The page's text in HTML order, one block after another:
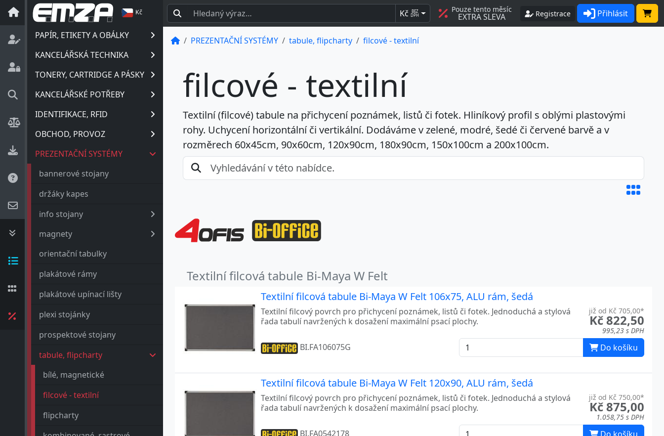
Kč
PAPÍR, ETIKETY A OBÁLKY
KANCELÁŘSKÁ TECHNIKA
TONERY, CARTRIDGE A PÁSKY
KANCELÁŘSKÉ POTŘEBY
IDENTIFIKACE, RFID
OBCHOD, PROVOZ
PREZENTAČNÍ SYSTÉMY
bannerové stojany
držáky kapes
info stojany
magnety
orientační tabulky
plakátové rámy
plakátové upínací lišty
plexi stojánky
prospektové stojany
tabule, flipcharty
bílé, magnetické
filcové - textilní
flipcharty
Kč BEZ
DPH
Pouze tento měsíc
EXTRA SLEVA Registrace Přihlásit
PREZENTAČNÍ SYSTÉMY tabule, flipcharty filcové - textilní
filcové - textilní
Textilní (filcové) tabule na přichycení poznámek, listů či fotek. Hliníkový profil s oblými plastovými
rohy. Uchycení horizontální či vertikální. Dodáváme v zelené, modré, šedé či červené barvě a v
rozměrech 60x45cm, 90x60cm, 120x90cm, 180x90cm, 150x100cm a 200x100cm.
Textilní filcová tabule Bi-Maya W Felt
Textilní filcová tabule Bi-Maya W Felt 106x75, ALU rám, šedá
již od Kč 705,00*
Kč 822,50
995,23 s DPH
Textilní filcový povrch pro přichycení poznámek, listů či fotek. Jednoduchá a stylová
řada tabulí navržených k dosažení maximální psací plochy.
BI.FA106075G Do košíku
Textilní filcová tabule Bi-Maya W Felt 120x90, ALU rám, šedá
již od Kč 750,00*
Kč 875,00
1.058,75 s DPH
Textilní filcový povrch pro přichycení poznámek, listů či fotek. Jednoduchá a stylová
řada tabulí navržených k dosažení maximální psací plochy.
BI.FA0542178